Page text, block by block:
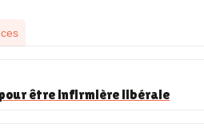
être infirmière libérale